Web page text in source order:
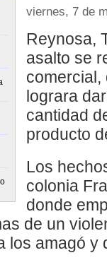
viernes, 7 de
Reynosa,
asalto se
comercial,
lograra
cantidad
producto
Los
colonia
donde
de un
los amagó y